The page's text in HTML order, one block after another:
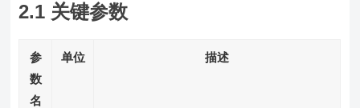
2.1 关键参数
参
数
名
单位 描述